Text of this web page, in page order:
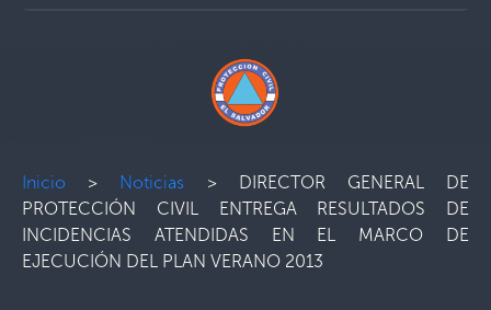
Inicio > Noticias > DIRECTOR GENERAL DE
PROTECCIÓN CIVIL ENTREGA RESULTADOS DE
INCIDENCIAS ATENDIDAS EN EL MARCO DE
EJECUCIÓN DEL PLAN VERANO 2013